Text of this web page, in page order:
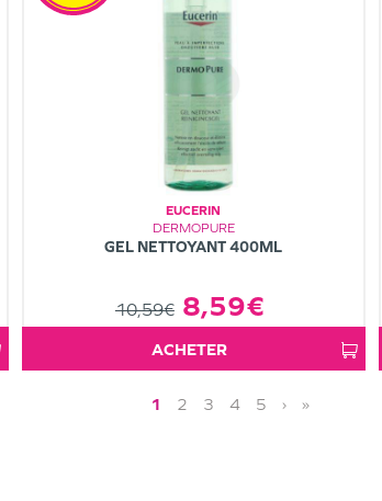
EUCERIN
DERMOPURE
GEL NETTOYANT 400ML
10,59€ 8,59€
ACHETER
1 2 3 4 5 › »